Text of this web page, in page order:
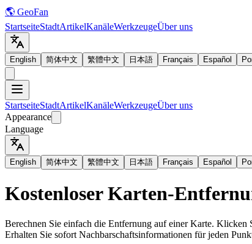
🌎 GeoFan
StartseiteStadtArtikelKanäleWerkzeugeÜber uns
English 简体中文 繁體中文 日本語 Français Español
StartseiteStadtArtikelKanäleWerkzeugeÜber uns
Appearance
Language
English 简体中文 繁體中文 日本語 Français Español
Kostenloser Karten-
Berechnen Sie einfach die Entfernung auf einer Karte. Klicken
Erhalten Sie sofort Nachbarschaftsinformationen für jeden